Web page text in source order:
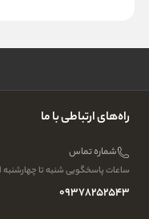
راه‌های ارتباطی با ما
شماره تماس
ساعات پاسخگویی شنبه تا چهارشنبه از
09378252543